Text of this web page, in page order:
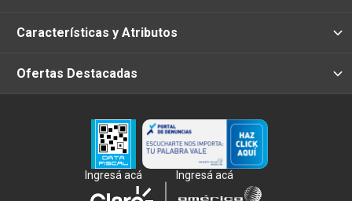
Características y Atributos
Ofertas Destacadas
Ingresá acá Ingresá acá